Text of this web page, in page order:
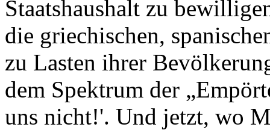
Staatshaushalt zu
die griechischen,
zu Lasten ihrer
dem Spektrum der
uns nicht!'. Und jetzt, wo